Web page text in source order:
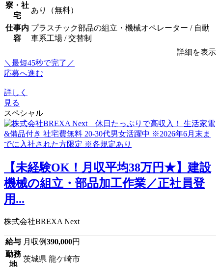
寮・社
宅
あり（無料）
仕事内
容
プラスチック部品の組立・機械オペレーター / 自動
車系工場 / 交替制
詳細を表示
＼最短45秒で完了／
応募へ進む
詳しく
見る
スペシャル
【未経験OK！月収平均38万円★】建設
機械の組立・部品加工作業／正社員登
用...
株式会社BREXA Next
給与 月収例390,000円
勤務
地
茨城県 龍ケ崎市